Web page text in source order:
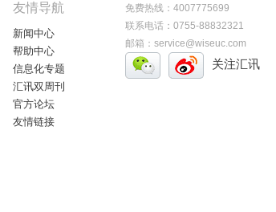
友情导航
新闻中心
帮助中心
信息化专题
汇讯双周刊
官方论坛
友情链接
免费热线：4007775699
联系电话：0755-88832321
邮箱：service@wiseuc.com
关注汇讯